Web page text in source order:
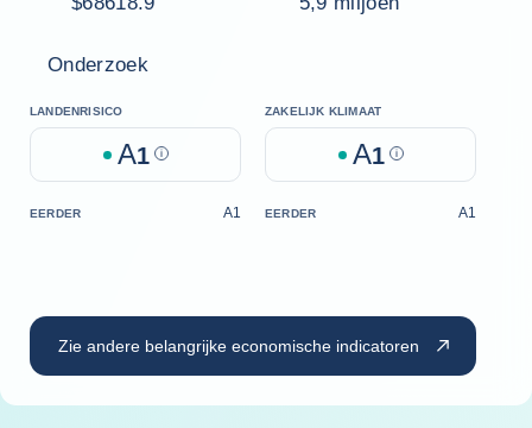
Onderzoek
LANDENRISICO
A1 Help
ZAKELIJK KLIMAAT
A1 Help
EERDER A1 EERDER A1
Zie andere belangrijke economische indicatoren